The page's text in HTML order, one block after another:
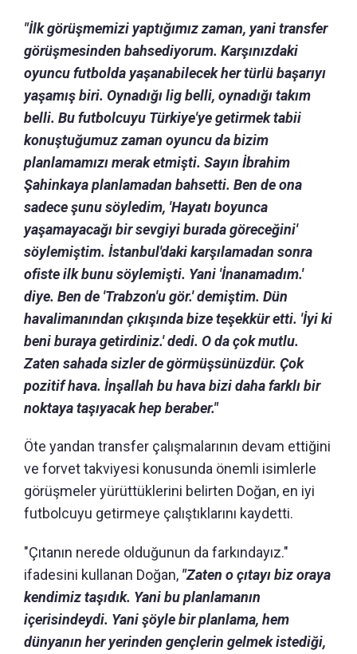
"İlk görüşmemizi yaptığımız zaman, yani transfer
görüşmesinden bahsediyorum. Karşınızdaki
oyuncu futbolda yaşanabilecek her türlü başarıyı
yaşamış biri. Oynadığı lig belli, oynadığı takım
belli. Bu futbolcuyu Türkiye'ye getirmek tabii
konuştuğumuz zaman oyuncu da bizim
planlamamızı merak etmişti. Sayın İbrahim
Şahinkaya planlamadan bahsetti. Ben de ona
sadece şunu söyledim, 'Hayatı boyunca
yaşamayacağı bir sevgiyi burada göreceğini'
söylemiştim. İstanbul'daki karşılamadan sonra
ofiste ilk bunu söylemişti. Yani 'İnanamadım.'
diye. Ben de 'Trabzon'u gör.' demiştim. Dün
havalimanından çıkışında bize teşekkür etti. 'İyi ki
beni buraya getirdiniz.' dedi. O da çok mutlu.
Zaten sahada sizler de görmüşsünüzdür. Çok
pozitif hava. İnşallah bu hava bizi daha farklı bir
noktaya taşıyacak hep beraber."
Öte yandan transfer çalışmalarının devam ettiğini
ve forvet takviyesi konusunda önemli isimlerle
görüşmeler yürüttüklerini belirten Doğan, en iyi
futbolcuyu getirmeye çalıştıklarını kaydetti.
"Çıtanın nerede olduğunun da farkındayız."
ifadesini kullanan Doğan, "Zaten o çıtayı biz oraya
kendimiz taşıdık. Yani bu planlamanın
içerisindeydi. Yani şöyle bir planlama, hem
dünyanın her yerinden gençlerin gelmek istediği,